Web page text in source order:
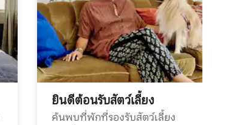
ยินดีต้อนรับสัตว์เลี้ยง
ค้นพบที่พักที่รองรับสัตว์เลี้ยง